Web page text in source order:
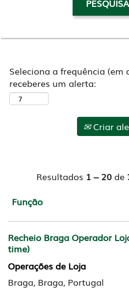
Seleciona a frequência (em
receberes um alerta:
Criar
Resultados 1 – 20 de
Função
Recheio Braga Operador
time)
Operações de Loja
Braga, Braga, Portugal